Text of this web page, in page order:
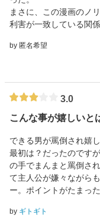
まさに、この漫画のノ
利害が一致している関
by 匿名希望
3.0
こんな事が嬉しいと
できる男が罵倒され嬉
最初は？だったのです
の手でまんまと罵倒さ
て主人公が嫌々ながら
ー。ポイントがたまっ
by ギトギト